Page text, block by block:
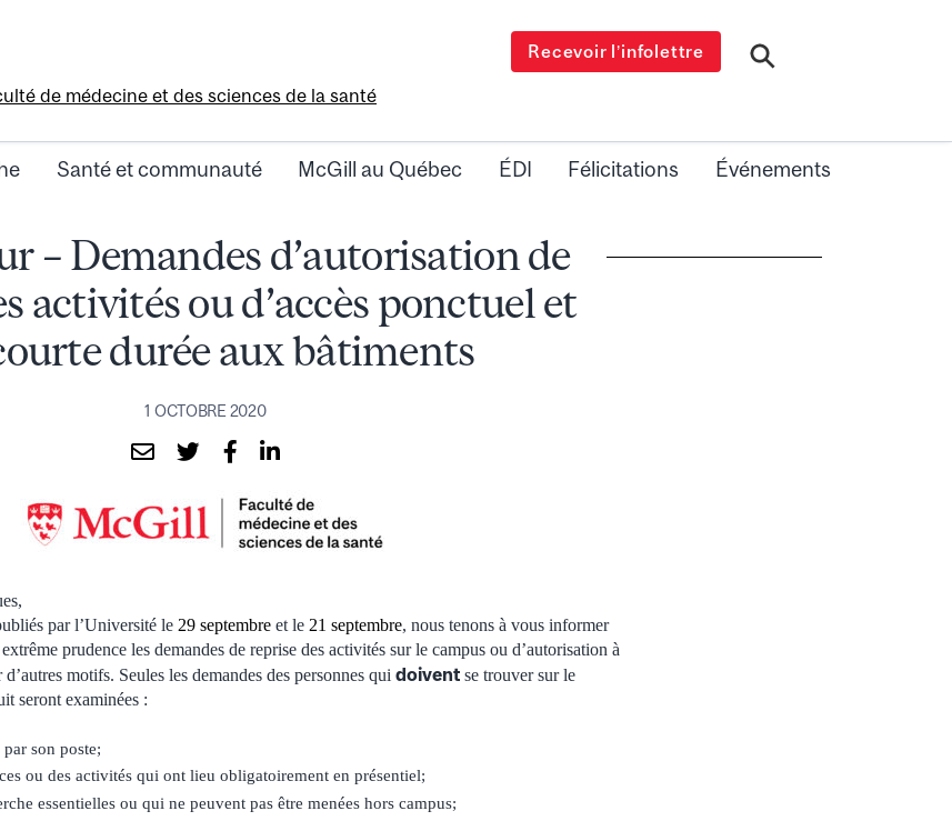
de médecine et des sciences de la santé
Recevoir l’infolettre
Santé et communauté McGill au Québec ÉDI Félicitations Événements
– Demandes d’autorisation de
activités ou d’accès ponctuel et
durée aux bâtiments
1 OCTOBRE 2020
par l’Université le 29 septembre et le 21 septembre, nous tenons à vous informer
prudence les demandes de reprise des activités sur le campus ou d’autorisation à
motifs. Seules les demandes des personnes qui doivent se trouver sur le
seront examinées :
son poste;
ou des activités qui ont lieu obligatoirement en présentiel;
essentielles ou qui ne peuvent pas être menées hors campus;